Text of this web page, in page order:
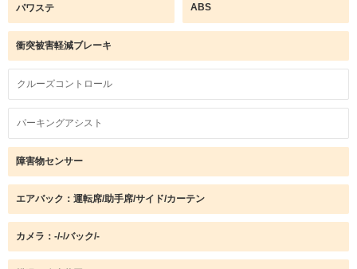
パワステ ABS
衝突被害軽減ブレーキ
クルーズコントロール
パーキングアシスト
障害物センサー
エアバック：運転席/助手席/サイド/カーテン
カメラ：-/-/バック/-